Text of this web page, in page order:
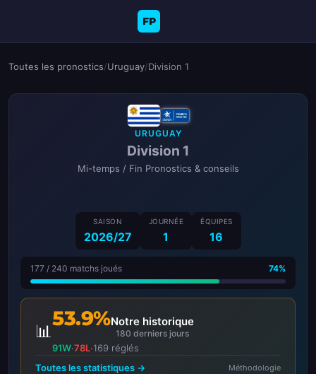
FP
Toutes les pronostics/Uruguay/Division 1
URUGUAY
Division 1
Mi-temps / Fin Pronostics & conseils
SAISON
2026/27
JOURNÉE
1
ÉQUIPES
16
177 / 240 matchs joués 74%
📊
53.9%Notre historique
180 derniers jours
91W·78L·169 réglés
Toutes les statistiques →
Méthodologie